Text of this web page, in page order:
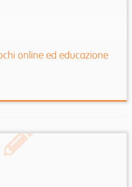
online ed educazione